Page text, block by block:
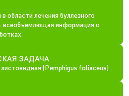
области лечения буллезного
всеобъемлющая информация о
ЗАДАЧА
(Pemphigus foliaceus)